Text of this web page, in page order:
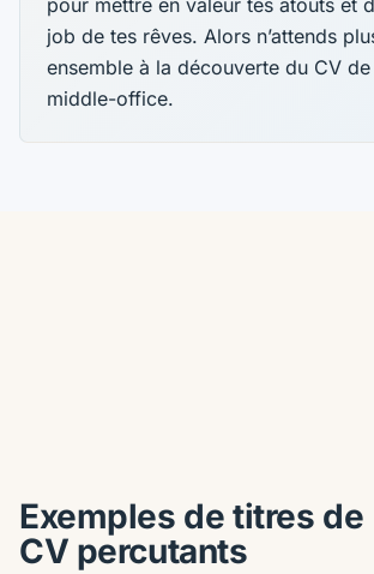
pour mettre en valeur tes atouts et
job de tes rêves. Alors n’attends
ensemble à la découverte du CV
middle-office.
Exemples de titres de
CV percutants